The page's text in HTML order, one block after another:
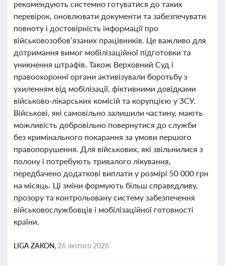
рекомендують системно готуватися до таких
перевірок, оновлювати документи та забезпечувати
повноту і достовірність інформації про
військовозобов’язаних працівників. Це важливо для
дотримання вимог мобілізаційної підготовки та
уникнення штрафів. Також Верховний Суд і
правоохоронні органи активізували боротьбу з
ухиленням від мобілізації, фіктивними довідками
військово-лікарських комісій та корупцією у ЗСУ.
Військові, які самовільно залишили частину, мають
можливість добровільно повернутися до служби
без кримінального покарання за умови першого
правопорушення. Для військових, які звільнилися з
полону і потребують тривалого лікування,
передбачено додаткові виплати у розмірі 50 000 грн
на місяць. Ці зміни формують більш справедливу,
прозору та контрольовану систему забезпечення
військовослужбовців і мобілізаційної готовності
країни.
LIGA ZAKON, 26 лютого 2026